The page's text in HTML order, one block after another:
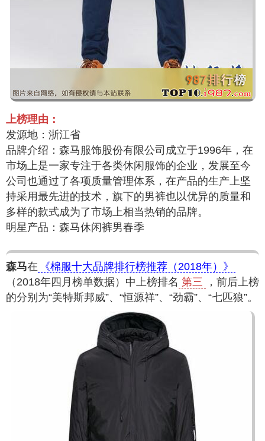
上榜理由：
发源地：浙江省
品牌介绍：森马服饰股份有限公司成立于1996年，在
市场上是一家专注于各类休闲服饰的企业，发展至今
公司也通过了各项质量管理体系，在产品的生产上坚
持采用最先进的技术，旗下的男裤也以优异的质量和
多样的款式成为了市场上相当热销的品牌。
明星产品：森马休闲裤男春季
森马在
《棉服十大品牌排行榜推荐（2018年）》
（2018年四月榜单数据）中上榜排名 第三
，前后上榜
的分别为“美特斯邦威”、“恒源祥”、“劲霸”、“七匹狼”。